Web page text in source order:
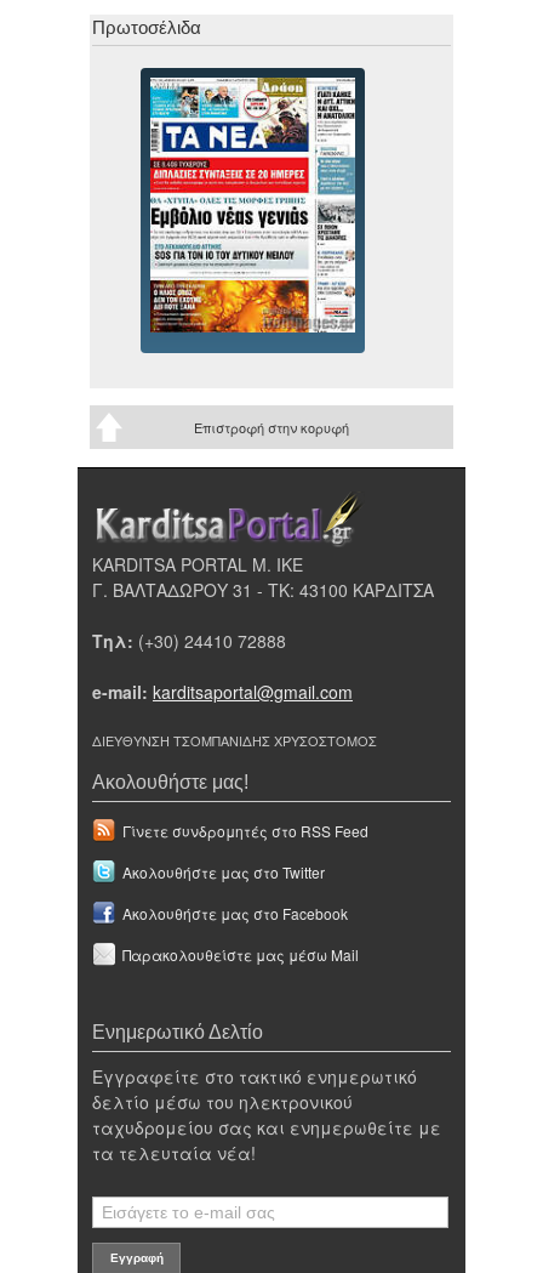
Πρωτοσέλιδα
Επιστροφή στην κορυφή
KARDITSA PORTAL Μ. ΙΚΕ
Γ. ΒΑΛΤΑΔΩΡΟΥ 31 - ΤΚ: 43100 ΚΑΡΔΙΤΣΑ
Τηλ: (+30) 24410 72888
e-mail: karditsaportal@gmail.com
ΔΙΕΥΘΥΝΣΗ ΤΣΟΜΠΑΝΙΔΗΣ ΧΡΥΣΟΣΤΟΜΟΣ
Ακολουθήστε μας!
Γίνετε συνδρομητές στο RSS Feed
Ακολουθήστε μας στο Twitter
Ακολουθήστε μας στο Facebook
Παρακολουθείστε μας μέσω Mail
Ενημερωτικό Δελτίο
Εγγραφείτε στο τακτικό ενημερωτικό
δελτίο μέσω του ηλεκτρονικού
ταχυδρομείου σας και ενημερωθείτε με
τα τελευταία νέα!